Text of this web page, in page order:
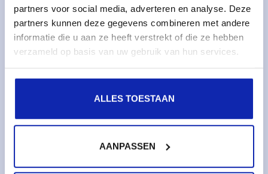
partners voor social media, adverteren en analyse. Deze
partners kunnen deze gegevens combineren met andere
informatie die u aan ze heeft verstrekt of die ze hebben
verzameld op basis van uw gebruik van hun services.
ALLES TOESTAAN
AANPASSEN
Managed services
Dedicated servers
Monitoring & metrics
Cloud servers
Diensten
SSL certificaten